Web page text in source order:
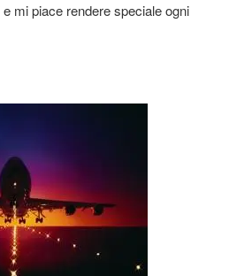
mi piace rendere speciale ogni